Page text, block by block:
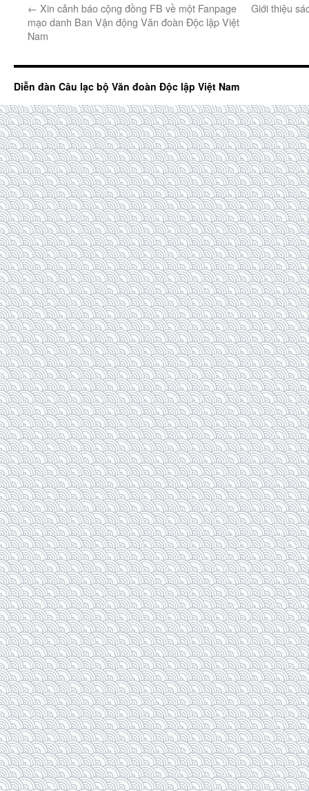
← Xin cảnh báo cộng đồng FB về một Fanpage
mạo danh Ban Vận động Văn đoàn Độc lập Việt
Nam
Giới thiệu
Diễn đàn Câu lạc bộ Văn đoàn Độc lập Việt Nam